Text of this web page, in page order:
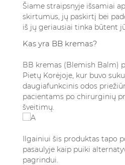
Šiame straipsnyje išsamiai
skirtumus, jų paskirtį bei
iš jų geriausiai tinka būtent
Kas yra BB kremas?
BB kremas (Blemish Balm)
Pietų Korėjoje, kur buvo
daugiafunkcinis odos
pacientams po chirurginių
šveitimų.
Ilgainiui šis produktas tapo
pasaulyje kaip puiki
pagrindui.